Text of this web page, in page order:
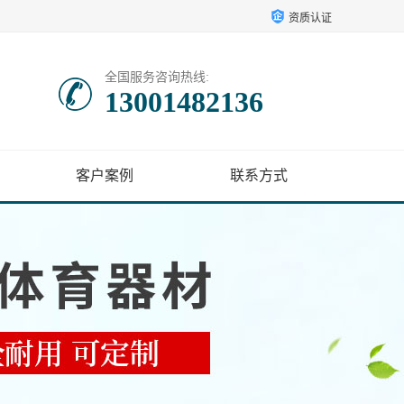
资质认证
全国服务咨询热线:
13001482136
客户案例 联系方式